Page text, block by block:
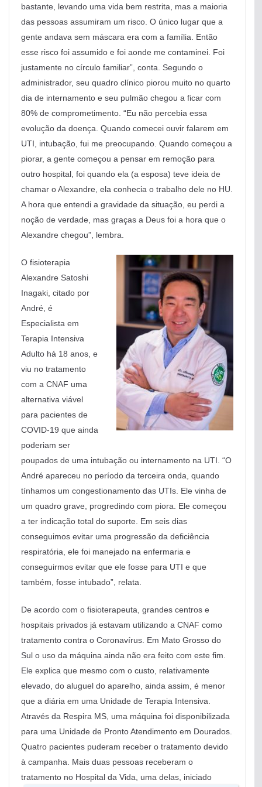
bastante, levando uma vida bem restrita, mas a maioria
das pessoas assumiram um risco. O único lugar que a
gente andava sem máscara era com a família. Então
esse risco foi assumido e foi aonde me contaminei. Foi
justamente no círculo familiar”, conta. Segundo o
administrador, seu quadro clínico piorou muito no quarto
dia de internamento e seu pulmão chegou a ficar com
80% de comprometimento. “Eu não percebia essa
evolução da doença. Quando comecei ouvir falarem em
UTI, intubação, fui me preocupando. Quando começou a
piorar, a gente começou a pensar em remoção para
outro hospital, foi quando ela (a esposa) teve ideia de
chamar o Alexandre, ela conhecia o trabalho dele no HU.
A hora que entendi a gravidade da situação, eu perdi a
noção de verdade, mas graças a Deus foi a hora que o
Alexandre chegou”, lembra.
O fisioterapia
Alexandre Satoshi
Inagaki, citado por
André, é
Especialista em
Terapia Intensiva
Adulto há 18 anos, e
viu no tratamento
com a CNAF uma
alternativa viável
para pacientes de
COVID-19 que ainda
poderiam ser
poupados de uma intubação ou internamento na UTI. “O
André apareceu no período da terceira onda, quando
tínhamos um congestionamento das UTIs. Ele vinha de
um quadro grave, progredindo com piora. Ele começou
a ter indicação total do suporte. Em seis dias
conseguimos evitar uma progressão da deficiência
respiratória, ele foi manejado na enfermaria e
conseguirmos evitar que ele fosse para UTI e que
também, fosse intubado”, relata.
De acordo com o fisioterapeuta, grandes centros e
hospitais privados já estavam utilizando a CNAF como
tratamento contra o Coronavírus. Em Mato Grosso do
Sul o uso da máquina ainda não era feito com este fim.
Ele explica que mesmo com o custo, relativamente
elevado, do aluguel do aparelho, ainda assim, é menor
que a diária em uma Unidade de Terapia Intensiva.
Através da Respira MS, uma máquina foi disponibilizada
para uma Unidade de Pronto Atendimento em Dourados.
Quatro pacientes puderam receber o tratamento devido
à campanha. Mais duas pessoas receberam o
tratamento no Hospital da Vida, uma delas, iniciado